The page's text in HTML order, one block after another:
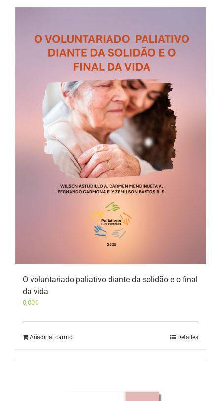
O voluntariado paliativo diante da solidão e o final
da vida
0,00€
Añadir al carrito Detalles